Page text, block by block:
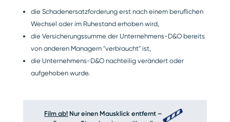
die Schadenersatzforderung erst nach einem beruflichen
Wechsel oder im Ruhestand erhoben wird,
die Versicherungssumme der Unternehmens-D&O bereits
von anderen Managern "verbraucht" ist,
die Unternehmens-D&O nachteilig verändert oder
aufgehoben wurde.
Film ab! Nur einen Mausklick entfernt –